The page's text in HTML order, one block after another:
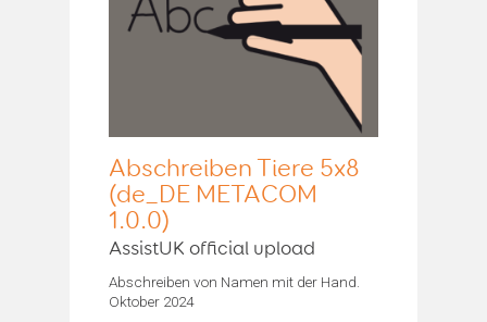
Abschreiben Tiere 5x8
(de_DE METACOM
1.0.0)
AssistUK official upload
Abschreiben von Namen mit der Hand.
Oktober 2024